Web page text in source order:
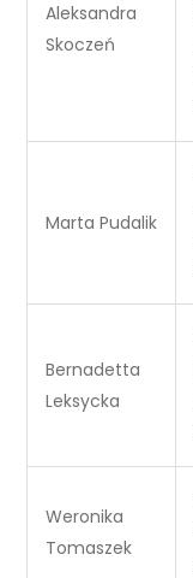
Aleksandra
Skoczeń
Marta Pudalik
Bernadetta
Leksycka
Weronika
Tomaszek